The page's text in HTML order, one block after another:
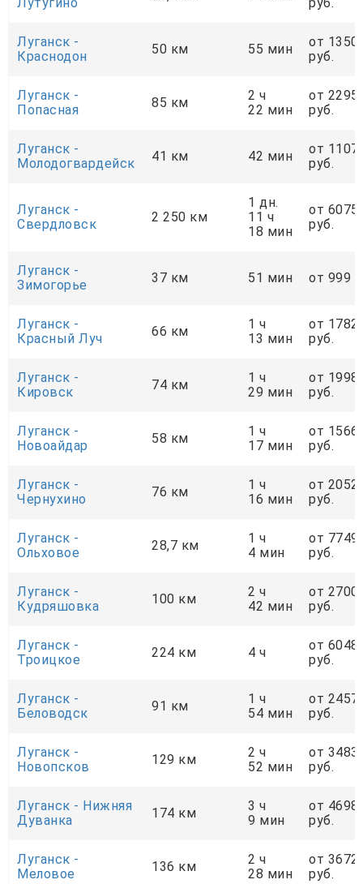
Луганск -
Краснодон
50 км 55 мин
от 1350
руб.
Луганск -
Попасная
85 км
2 ч
22 мин
от 2295
руб.
Луганск -
Молодогвардейск
41 км 42 мин
от 1107
руб.
Луганск -
Свердловск
2 250 км
1 дн.
11 ч
18 мин
от
руб.
Луганск -
Зимогорье
37 км 51 мин от 999
Луганск -
Красный Луч
66 км
1 ч
13 мин
от 1782
руб.
Луганск -
Кировск
74 км
1 ч
29 мин
от 1998
руб.
Луганск -
Новоайдар
58 км
1 ч
17 мин
от 1566
руб.
Луганск -
Чернухино
76 км
1 ч
16 мин
от 2052
руб.
Луганск -
Ольховое
28,7 км
1 ч
4 мин
от 7749
руб.
Луганск -
Кудряшовка
100 км
2 ч
42 мин
от 2700
руб.
Луганск -
Троицкое
224 км 4 ч
от 6048
руб.
Луганск -
Беловодск
91 км
1 ч
54 мин
от 2457
руб.
Луганск -
Новопсков
129 км
2 ч
52 мин
от 3483
руб.
Луганск - Нижняя
Дуванка
174 км
3 ч
9 мин
от 4698
руб.
Луганск -
Меловое
136 км
2 ч
28 мин
от 3672
руб.